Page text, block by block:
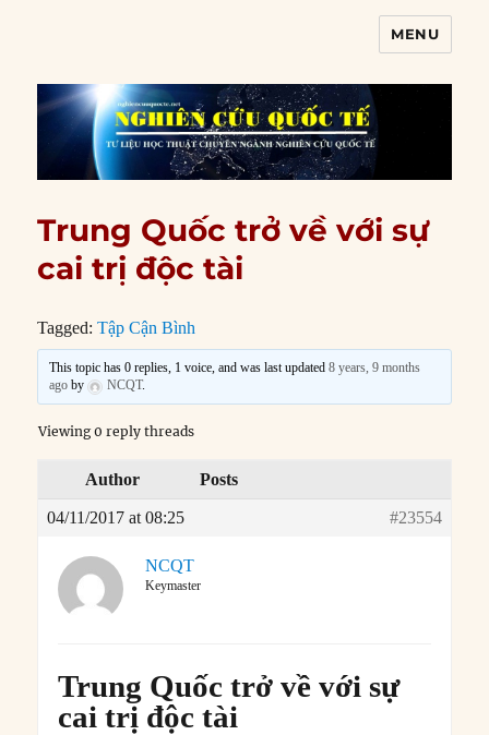
MENU
Trung Quốc trở về với sự
cai trị độc tài
Tagged:Tập Cận Bình
This topic has 0 replies, 1 voice, and was last updated 8 years, 9 months
agoby NCQT.
Viewing 0 reply threads
Author Posts
04/11/2017 at 08:25 #23554
NCQT
Keymaster
Trung Quốc trở về với sự
cai trị độc tài